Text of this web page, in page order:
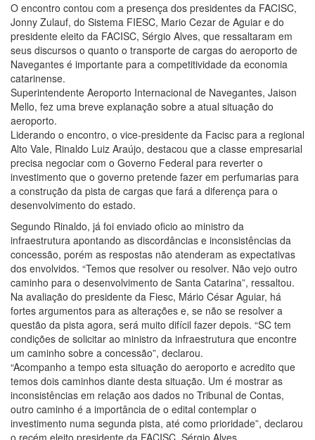
O encontro contou com a presença dos presidentes da FACISC,
Jonny Zulauf, do Sistema FIESC, Mario Cezar de Aguiar e do
presidente eleito da FACISC, Sérgio Alves, que ressaltaram em
seus discursos o quanto o transporte de cargas do aeroporto de
Navegantes é importante para a competitividade da economia
catarinense.
Superintendente Aeroporto Internacional de Navegantes, Jaison
Mello, fez uma breve explanação sobre a atual situação do
aeroporto.
Liderando o encontro, o vice-presidente da Facisc para a regional
Alto Vale, Rinaldo Luiz Araújo, destacou que a classe empresarial
precisa negociar com o Governo Federal para reverter o
investimento que o governo pretende fazer em perfumarias para
a construção da pista de cargas que fará a diferença para o
desenvolvimento do estado.
Segundo Rinaldo, já foi enviado oficio ao ministro da
infraestrutura apontando as discordâncias e inconsistências da
concessão, porém as respostas não atenderam as expectativas
dos envolvidos. “Temos que resolver ou resolver. Não vejo outro
caminho para o desenvolvimento de Santa Catarina”, ressaltou.
Na avaliação do presidente da Fiesc, Mário César Aguiar, há
fortes argumentos para as alterações e, se não se resolver a
questão da pista agora, será muito difícil fazer depois. “SC tem
condições de solicitar ao ministro da infraestrutura que encontre
um caminho sobre a concessão”, declarou.
“Acompanho a tempo esta situação do aeroporto e acredito que
temos dois caminhos diante desta situação. Um é mostrar as
inconsistências em relação aos dados no Tribunal de Contas,
outro caminho é a importância de o edital contemplar o
investimento numa segunda pista, até como prioridade”, declarou